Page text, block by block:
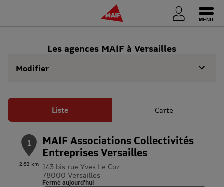
Les agences MAIF à Versailles
Modifier
Liste Carte
1
2.68 km
MAIF Associations Collectivités
Entreprises Versailles
143 bis rue Yves Le Coz
78000 Versailles
Fermé aujourd'hui